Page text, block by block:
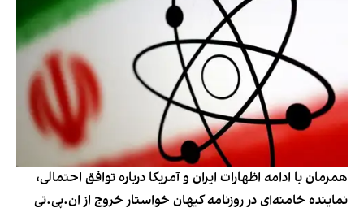
همزمان با ادامه اظهارات ایران و آمریکا درباره توافق احتمالی،
نماینده خامنه‌ای در روزنامه کیهان خواستار خروج از ان.پی.تی